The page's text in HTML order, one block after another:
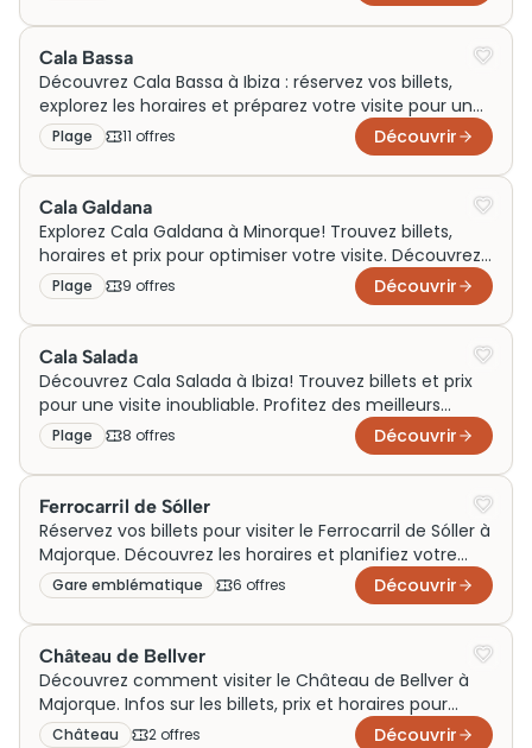
Cala Bassa
Découvrez Cala Bassa à Ibiza : réservez vos billets,
explorez les horaires et préparez votre visite pour une
expérience inoubliable!
Plage 11 offres Découvrir
Cala Galdana
Explorez Cala Galdana à Minorque! Trouvez billets,
horaires et prix pour optimiser votre visite. Découvrez
les trésors cachés en réservant dès maintenant!
Plage 9 offres Découvrir
Cala Salada
Découvrez Cala Salada à Ibiza! Trouvez billets et prix
pour une visite inoubliable. Profitez des meilleurs
horaires pour explorer ce paradis.
Plage 8 offres Découvrir
Ferrocarril de Sóller
Réservez vos billets pour visiter le Ferrocarril de Sóller à
Majorque. Découvrez les horaires et planifiez votre
visite dès aujourd'hui!
Gare emblématique 6 offres Découvrir
Château de Bellver
Découvrez comment visiter le Château de Bellver à
Majorque. Infos sur les billets, prix et horaires pour
optimiser votre visite. Ne manquez pas cette chance!
Château 2 offres Découvrir